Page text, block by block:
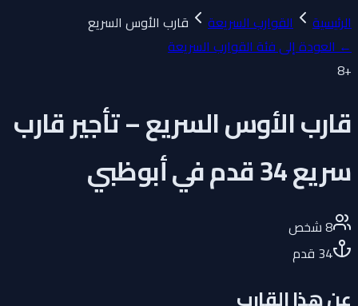
الرئيسية
القوارب السريعة
قارب الأوس السريع
←العودة إلى فئة القوارب السريعة
8
قارب الأوس السريع – تأجير قارب
سريع 34 قدم في أبوظبي
8شخص
34 قدم